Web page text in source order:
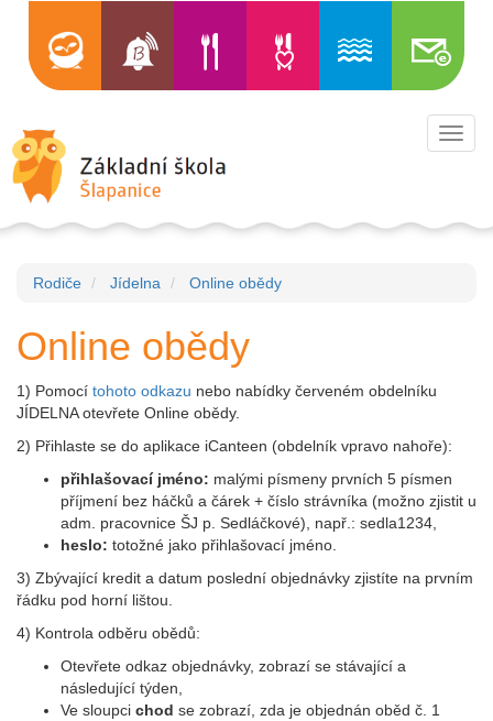
Rodiče Jídelna Online obědy
Online obědy
1) Pomocí tohoto odkazu nebo nabídky červeném obdelníku
JÍDELNA otevřete Online obědy.
2) Přihlaste se do aplikace iCanteen (obdelník vpravo nahoře):
přihlašovací jméno: malými písmeny prvních 5 písmen
příjmení bez háčků a čárek + číslo strávníka (možno zjistit u
adm. pracovnice ŠJ p. Sedláčkové), např.: sedla1234,
heslo: totožné jako přihlašovací jméno.
3) Zbývající kredit a datum poslední objednávky zjistíte na prvním
řádku pod horní lištou.
4) Kontrola odběru obědů:
Otevřete odkaz objednávky, zobrazí se stávající a
následující týden,
Ve sloupci chod se zobrazí, zda je objednán oběd č. 1